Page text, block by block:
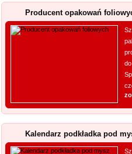
Producent opakowań
Kalendarz podkładka pod